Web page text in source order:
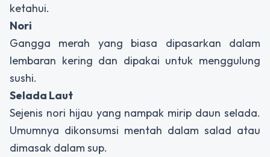
ketahui.
Nori
Gangga merah yang biasa dipasarkan dalam
lembaran kering dan dipakai untuk menggulung
sushi.
Selada Laut
Sejenis nori hijau yang nampak mirip daun selada.
Umumnya dikonsumsi mentah dalam salad atau
dimasak dalam sup.